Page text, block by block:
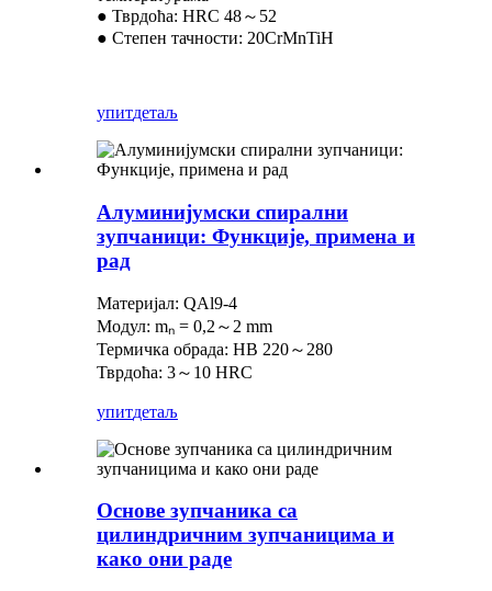
● Тврдоћа: HRC 48～52
● Степен тачности: 20CrMnTiH
упитдетаљ
Алуминијумски спирални
зупчаници: Функције, примена и
рад
Материјал: QAl9-4
Модул: mₙ = 0,2～2 mm
Термичка обрада: HB 220～280
Тврдоћа: 3～10 HRC
упитдетаљ
Основе зупчаника са
цилиндричним зупчаницима и
како они раде